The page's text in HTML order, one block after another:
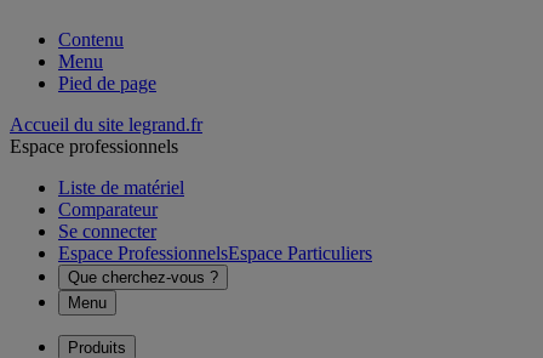
Contenu
Menu
Pied de page
Accueil du site legrand.fr
Espace professionnels
Liste de matériel
Comparateur
Se connecter
Espace ProfessionnelsEspace Particuliers
Que cherchez-vous ?
Menu
Produits